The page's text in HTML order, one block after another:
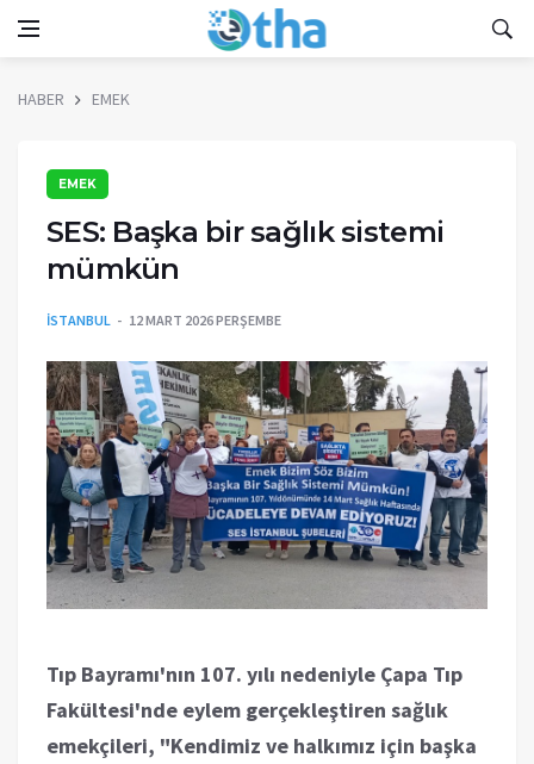
HABER EMEK
EMEK
SES: Başka bir sağlık sistemi
mümkün
İSTANBUL 12 MART 2026 PERŞEMBE
Tıp Bayramı'nın 107. yılı nedeniyle Çapa Tıp
Fakültesi'nde eylem gerçekleştiren sağlık
emekçileri, "Kendimiz ve halkımız için başka